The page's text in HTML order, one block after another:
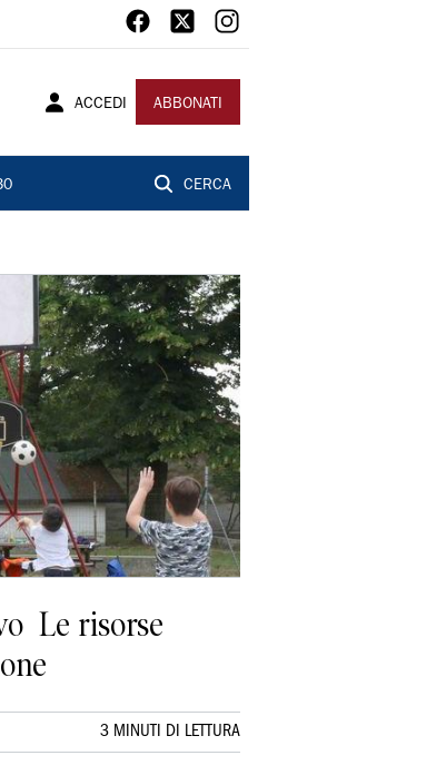
ACCEDI ABBONATI
CERCA
Le risorse
3 MINUTI DI LETTURA